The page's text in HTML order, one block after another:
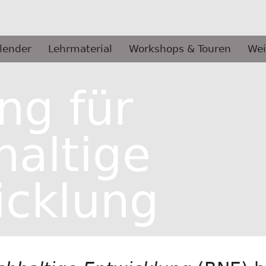
Lehrmaterial Workshops & Touren
für